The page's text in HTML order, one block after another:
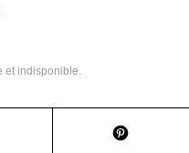
et indisponible.